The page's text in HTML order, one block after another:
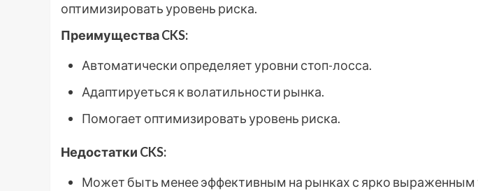
оптимизировать уровень риска.
Преимущества CKS:
Автоматически определяет уровни стоп-лосса.
Адаптируеться к волатильности рынка.
Помогает оптимизировать уровень риска.
Недостатки CKS:
Может быть менее эффективным на рынках с ярко выраженным